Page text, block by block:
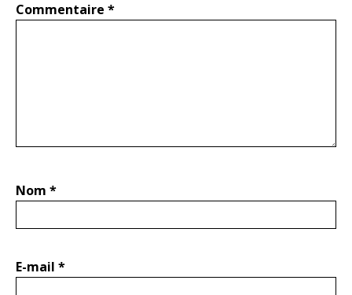
Commentaire *
Nom *
E-mail *